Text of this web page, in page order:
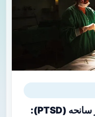
درمان اختلال استرس پس از سانحه (PTSD):